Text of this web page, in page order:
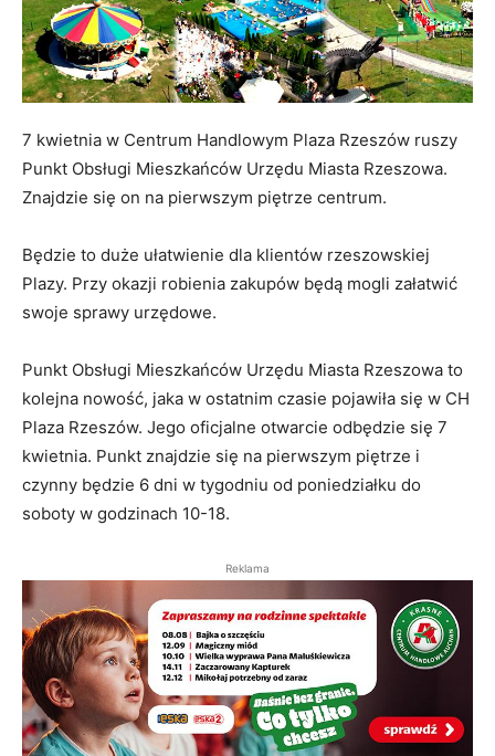
7 kwietnia w Centrum Handlowym Plaza Rzeszów ruszy
Punkt Obsługi Mieszkańców Urzędu Miasta Rzeszowa.
Znajdzie się on na pierwszym piętrze centrum.
Będzie to duże ułatwienie dla klientów rzeszowskiej
Plazy. Przy okazji robienia zakupów będą mogli załatwić
swoje sprawy urzędowe.
Punkt Obsługi Mieszkańców Urzędu Miasta Rzeszowa to
kolejna nowość, jaka w ostatnim czasie pojawiła się w CH
Plaza Rzeszów. Jego oficjalne otwarcie odbędzie się 7
kwietnia. Punkt znajdzie się na pierwszym piętrze i
czynny będzie 6 dni w tygodniu od poniedziałku do
soboty w godzinach 10-18.
Reklama